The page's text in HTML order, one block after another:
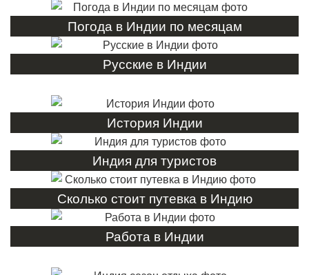
Погода в Индии по месяцам
Русские в Индии
История Индии
Индия для туристов
Сколько стоит путевка в Индию
Работа в Индии